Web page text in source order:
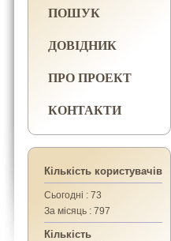
ПОШУК
ДОВІДНИК
ПРО ПРОЕКТ
КОНТАКТИ
Кількість користувачів
Сьогодні : 73
За місяць : 797
Кількість